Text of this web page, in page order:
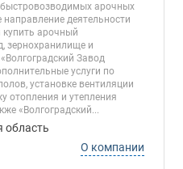
арочных
деятельности
арочный
зернохранилище и
Завод
услуги по
установке вентиляции
отопления и утепления
«Волгоградский...
область
О компании